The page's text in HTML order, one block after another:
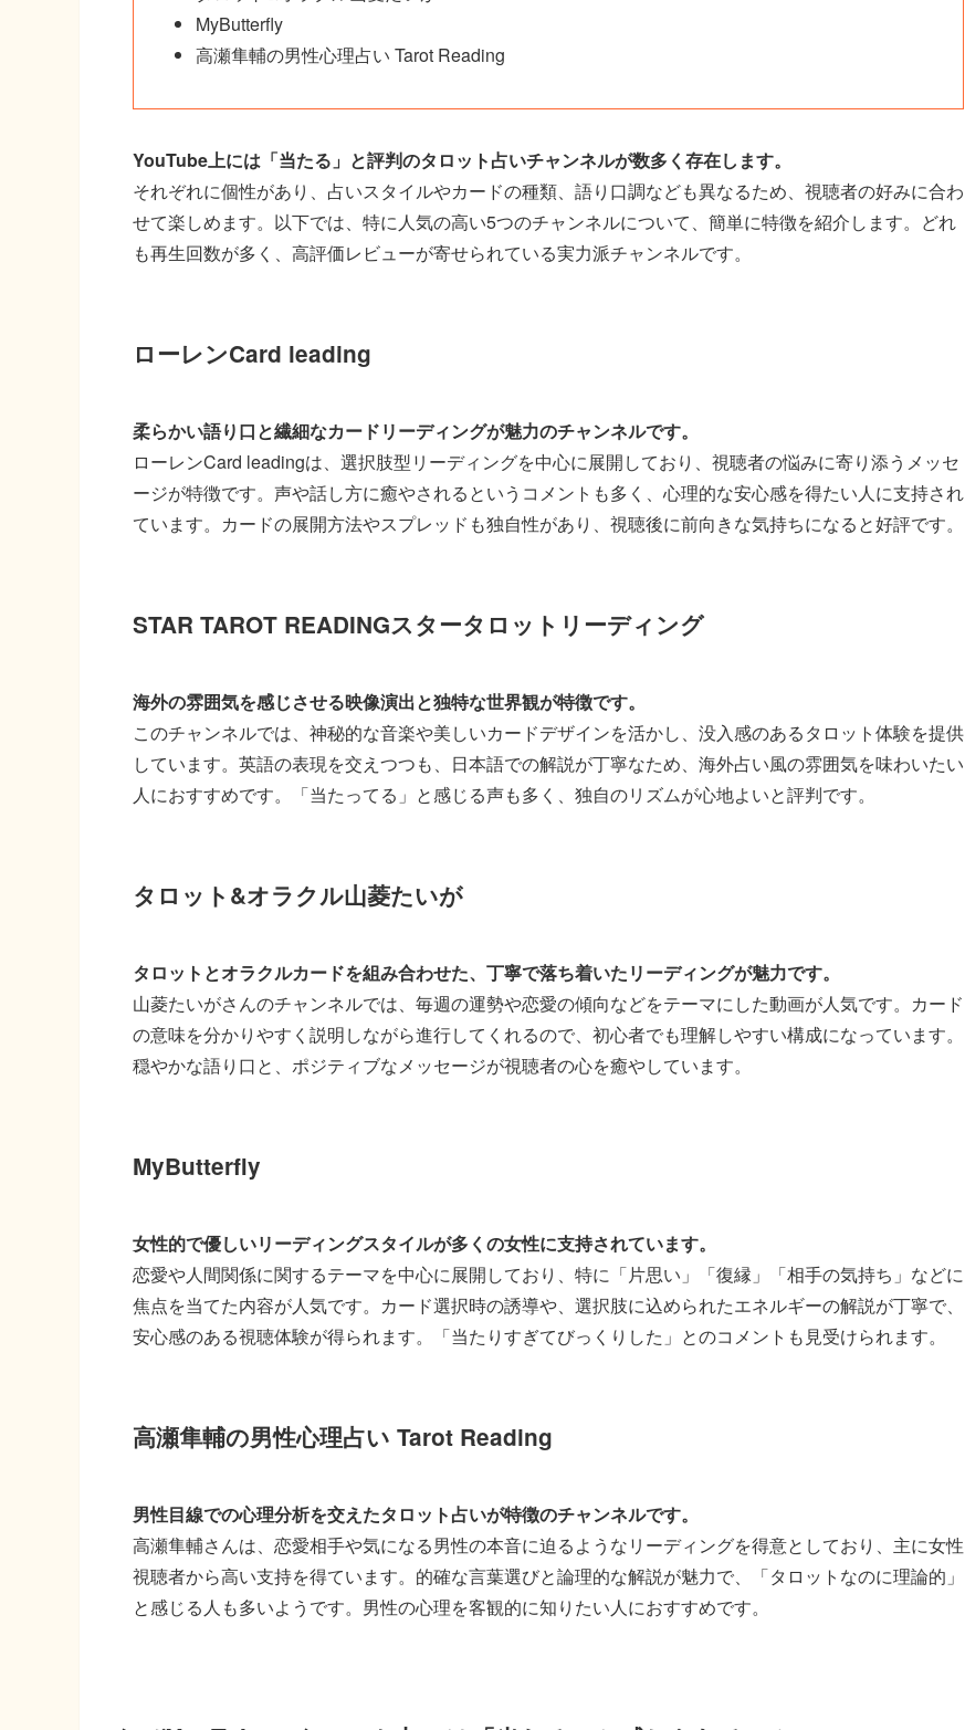
MyButterfly
高瀬隼輔の男性心理占い Tarot Reading
YouTube上には「当たる」と評判のタロット占いチャンネルが数多く存在します。
それぞれに個性があり、占いスタイルやカードの種類、語り口調なども異なるため、視聴者の好みに合わ
せて楽しめます。以下では、特に人気の高い5つのチャンネルについて、簡単に特徴を紹介します。どれ
も再生回数が多く、高評価レビューが寄せられている実力派チャンネルです。
ローレンCard leading
柔らかい語り口と繊細なカードリーディングが魅力のチャンネルです。
ローレンCard leadingは、選択肢型リーディングを中心に展開しており、視聴者の悩みに寄り添うメッセ
ージが特徴です。声や話し方に癒やされるというコメントも多く、心理的な安心感を得たい人に支持され
ています。カードの展開方法やスプレッドも独自性があり、視聴後に前向きな気持ちになると好評です。
STAR TAROT READINGスタータロットリーディング
海外の雰囲気を感じさせる映像演出と独特な世界観が特徴です。
このチャンネルでは、神秘的な音楽や美しいカードデザインを活かし、没入感のあるタロット体験を提供
しています。英語の表現を交えつつも、日本語での解説が丁寧なため、海外占い風の雰囲気を味わいたい
人におすすめです。「当たってる」と感じる声も多く、独自のリズムが心地よいと評判です。
タロット&オラクル山菱たいが
タロットとオラクルカードを組み合わせた、丁寧で落ち着いたリーディングが魅力です。
山菱たいがさんのチャンネルでは、毎週の運勢や恋愛の傾向などをテーマにした動画が人気です。カード
の意味を分かりやすく説明しながら進行してくれるので、初心者でも理解しやすい構成になっています。
穏やかな語り口と、ポジティブなメッセージが視聴者の心を癒やしています。
MyButterfly
女性的で優しいリーディングスタイルが多くの女性に支持されています。
恋愛や人間関係に関するテーマを中心に展開しており、特に「片思い」「復縁」「相手の気持ち」などに
焦点を当てた内容が人気です。カード選択時の誘導や、選択肢に込められたエネルギーの解説が丁寧で、
安心感のある視聴体験が得られます。「当たりすぎてびっくりした」とのコメントも見受けられます。
高瀬隼輔の男性心理占い Tarot Reading
男性目線での心理分析を交えたタロット占いが特徴のチャンネルです。
高瀬隼輔さんは、恋愛相手や気になる男性の本音に迫るようなリーディングを得意としており、主に女性
視聴者から高い支持を得ています。的確な言葉選びと論理的な解説が魅力で、「タロットなのに理論的」
と感じる人も多いようです。男性の心理を客観的に知りたい人におすすめです。